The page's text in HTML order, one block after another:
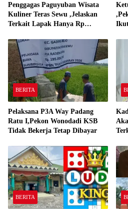
Penggagas Paguyuban Wisata
Kuliner Teras Sewu ,Jelaskan
Terkait Lapak Hanya Rp
BERITA
Pelaksana P3A Way Padang
Ratu I,Pekon Wonodadi KSB
Tidak Bekerja Tetap Dibayar
BERITA